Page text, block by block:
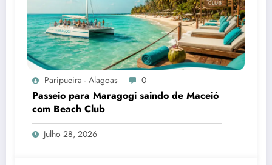
Paripueira - Alagoas 0
Passeio para Maragogi saindo de Maceió
com Beach Club
Julho 28, 2026